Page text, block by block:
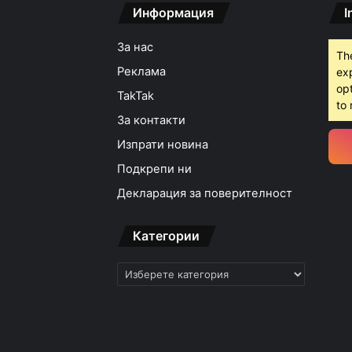
Информация
За нас
Реклама
TakTak
За контакти
Изпрати новина
Подкрепи ни
Декларация за поверителност
Категории
Категории
to